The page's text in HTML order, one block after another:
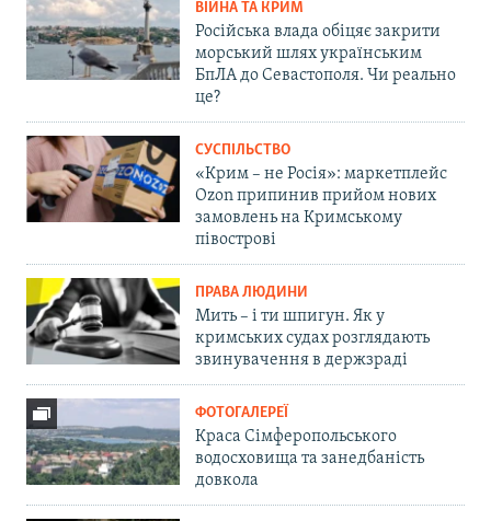
ВІЙНА ТА КРИМ
Російська влада обіцяє закрити
морський шлях українським
БпЛА до Севастополя. Чи реально
це?
СУСПІЛЬСТВО
«Крим – не Росія»: маркетплейс
Ozon припинив прийом нових
замовлень на Кримському
півострові
ПРАВА ЛЮДИНИ
Мить – і ти шпигун. Як у
кримських судах розглядають
звинувачення в держзраді
ФОТОГАЛЕРЕЇ
Краса Сімферопольського
водосховища та занедбаність
довкола